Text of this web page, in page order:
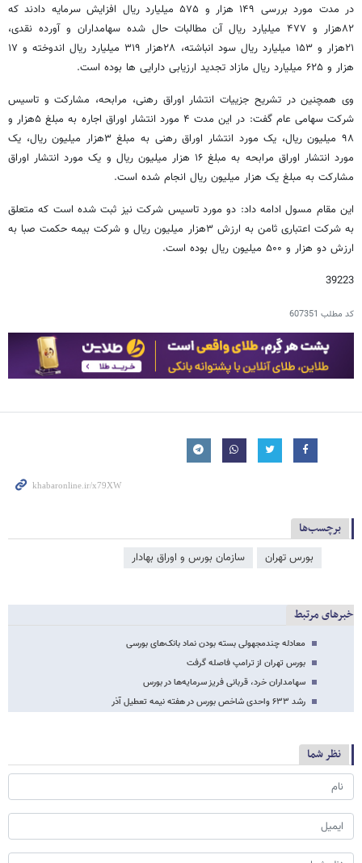
در مدت مورد بررسی ۱۴۹ هزار و ۵۷۵ میلیارد ریال افزایش سرمایه دادند که
۸۲هزار و ۴۷۷ میلیارد ریال آن مطالبات حال شده سهامداران و آورده نقدی،
۲۱هزار و ۱۵۳ میلیارد ریال سود انباشته، ۲۸هزار ۳۱۹ میلیارد ریال اندوخته و ۱۷
هزار و ۶۲۵ میلیارد ریال مازاد تجدید ارزیابی دارایی ها بوده است.
وی همچنین در تشریح جزییات انتشار اوراق رهنی، مرابحه، مشارکت و تاسیس
شرکت سهامی عام گفت: در این مدت ۴ مورد انتشار اوراق اجاره به مبلغ ۵هزار و
۹۸ میلیون ریال، یک مورد انتشار اوراق رهنی به مبلغ ۳هزار میلیون ریال، یک
مورد انتشار اوراق مرابحه به مبلغ ۱۶ هزار میلیون ریال و یک مورد انتشار اوراق
مشارکت به مبلغ یک هزار میلیون ریال انجام شده است.
این مقام مسول ادامه داد: دو مورد تاسیس شرکت نیز ثبت شده است که متعلق
به شرکت اعتباری ثامن به ارزش ۳هزار میلیون ریال و شرکت بیمه حکمت صبا به
ارزش دو هزار و ۵۰۰ میلیون ریال بوده است.
39223
کد مطلب 607351
برچسب‌ها
بورس تهران سازمان بورس و اوراق بهادار
خبرهای مرتبط
معادله چندمجهولی بسته بودن نماد بانک‌های بورسی
بورس تهران از ترامپ فاصله گرفت
سهامداران خرد، قربانی فریز سرمایه‌ها در بورس
رشد ۶۳۳ واحدی شاخص بورس در هفته نیمه تعطیل آذر
نظر شما